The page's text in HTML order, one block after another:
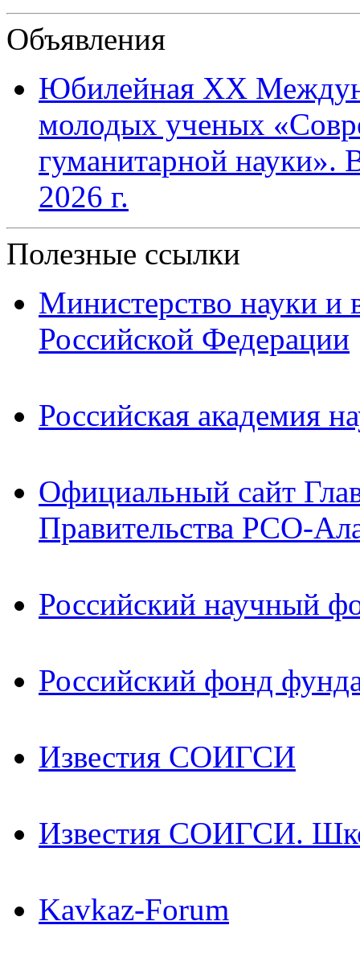
Объявления
Юбилейная XХ
молодых ученых
гуманитарной науки».
2026 г.
Полезные ссылки
Министерство науки и
Российской Федерации
Российская академия
Официальный сайт
Правительства РСО-
Российский научный
Российский фонд
Известия СОИГСИ
Известия СОИГСИ.
Kavkaz-Forum